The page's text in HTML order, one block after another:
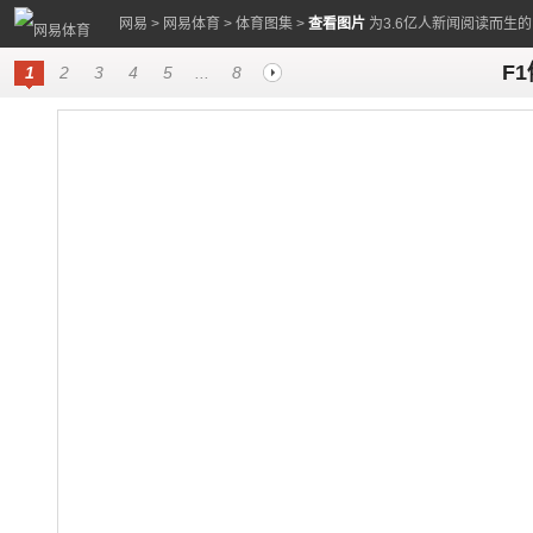
网易 > 网易体育 > 体育图集 > 查看图片 为3.6亿人新闻阅读而生
1 2 3 4 5 8 F1